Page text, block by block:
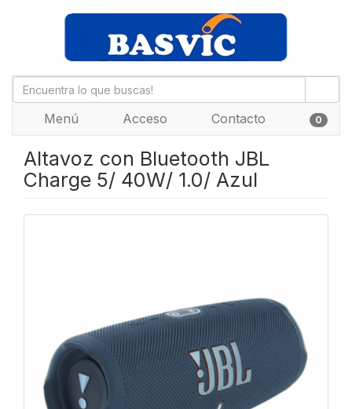
Menú Acceso Contacto 0
Altavoz con Bluetooth JBL
Charge 5/ 40W/ 1.0/ Azul